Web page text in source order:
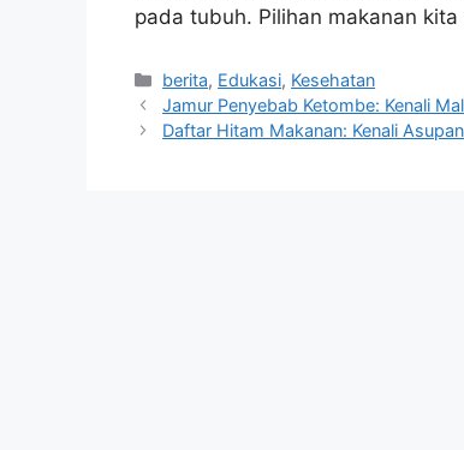
pada tubuh. Pilihan makanan
Kategori
berita, Edukasi, Kesehatan
Jamur Penyebab Ketombe: Kenali
Daftar Hitam Makanan: Kenali